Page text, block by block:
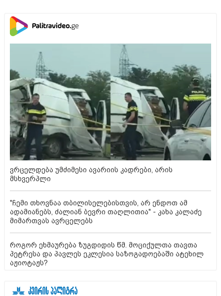
ვრცელდება უმძიმესი ავარიის კადრები, არის
მსხვერპლი
"ჩემი თხოვნაა თბილისელებისთვის, არ ენდოთ ამ
ადამიანებს, ძალიან ბევრი თაღლითია" - კახა კალაძე
მიმართვას ავრცელებს
როგორ ეხმაურება ზუგდიდის წმ. მოციქულთა თავთა
პეტრესა და პავლეს ეკლესია საზოგადოებაში ატეხილ
აჟიოტაჟს?